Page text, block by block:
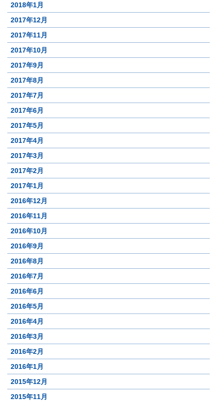
2018年1月
2017年12月
2017年11月
2017年10月
2017年9月
2017年8月
2017年7月
2017年6月
2017年5月
2017年4月
2017年3月
2017年2月
2017年1月
2016年12月
2016年11月
2016年10月
2016年9月
2016年8月
2016年7月
2016年6月
2016年5月
2016年4月
2016年3月
2016年2月
2016年1月
2015年12月
2015年11月